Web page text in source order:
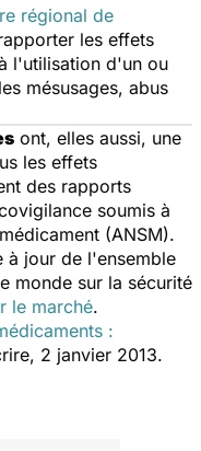
régional de
les effets
l'utilisation d'un ou
mésusages, abus
ont, elles aussi, une
les effets
des rapports
soumis à
(ANSM).
à jour de l'ensemble
monde sur la sécurité
le marché.
:
2 janvier 2013.